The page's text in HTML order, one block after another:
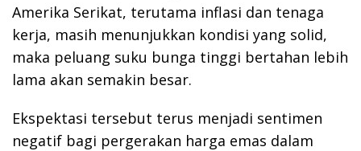
Amerika Serikat, terutama inflasi dan tenaga
kerja, masih menunjukkan kondisi yang solid,
maka peluang suku bunga tinggi bertahan lebih
lama akan semakin besar.
Ekspektasi tersebut terus menjadi sentimen
negatif bagi pergerakan harga emas dalam